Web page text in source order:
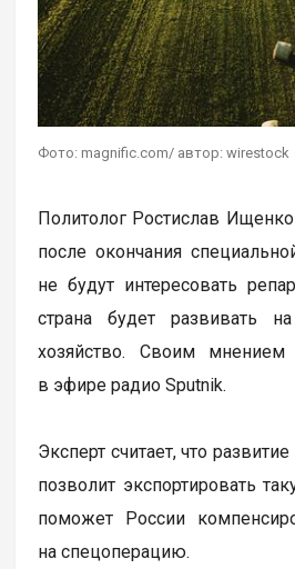
Фото: magnific.com/ автор: wirestock
Политолог Ростислав
после окончания
не будут интересовать
страна будет развивать
хозяйство. Своим
в эфире радио Sputnik.
Эксперт считает, что
позволит экспортировать
поможет России
на спецоперацию.